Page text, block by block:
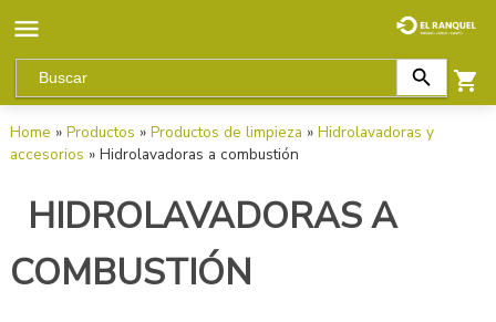
Home » Productos » Productos de limpieza » Hidrolavadoras y
accesorios » Hidrolavadoras a combustión
HIDROLAVADORAS A
COMBUSTIÓN